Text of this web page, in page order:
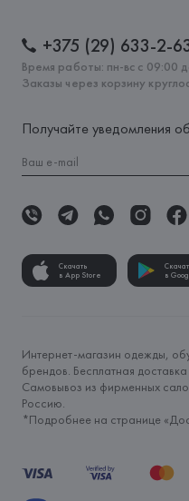
+375 (29) 633-2-
Время работы: пн-вс с 09:00
Заказы через корзину
Получайте уведомления
Скачать
в App Store
в
Интернет-магазин одежды,
брендов. Бесплатная
Самовывоз из фирменных
Россию.
*Подробнее на странице «